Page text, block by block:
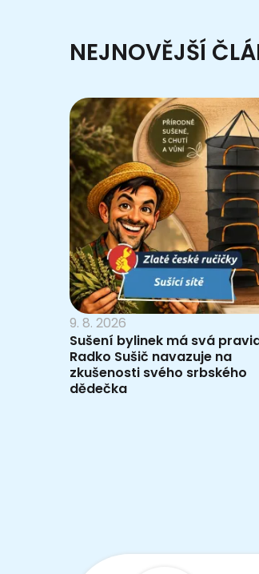
NEJNOVĚJŠÍ
9. 8. 2026
Sušení bylinek má svá
Radko Sušič navazuje na
zkušenosti svého srbského
dědečka